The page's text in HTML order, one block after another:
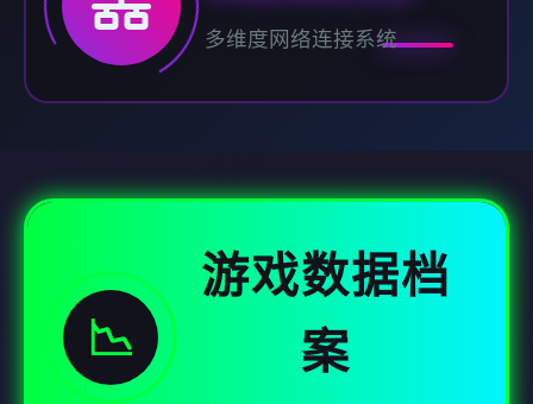
多维度网络连接系统
📉
游戏数据档
案